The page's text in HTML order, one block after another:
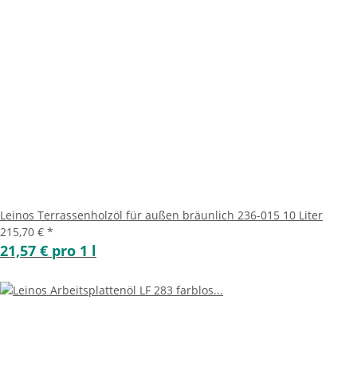
Leinos Terrassenholzöl für außen bräunlich 236-015 10 Liter
215,70 € *
21,57 € pro 1 l